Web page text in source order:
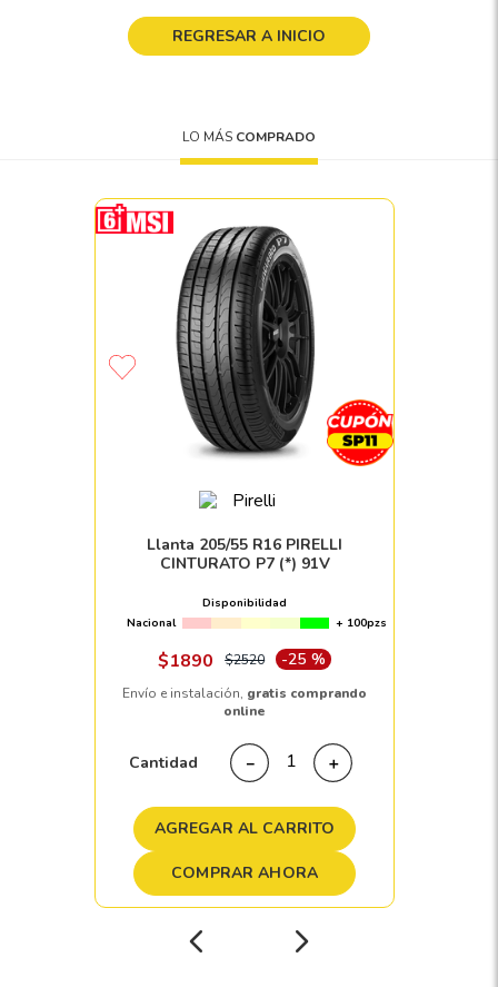
REGRESAR A INICIO
LO MÁS COMPRADO
Llanta 205/55 R16 PIRELLI
CINTURATO P7 (*) 91V
Disponibilidad
Nacional
+ 100pzs
$1890 $2520 -25 %
Envío e instalación, gratis comprando
online
Cantidad ＋
－
AGREGAR AL CARRITO
COMPRAR AHORA
8 195